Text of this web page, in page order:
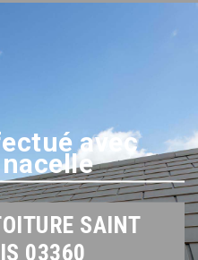
avec
SAINT
03360